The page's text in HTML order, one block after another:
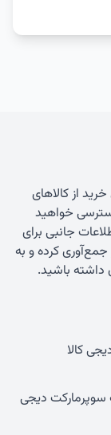
از کالاهای
خواهید
جانبی برای
کرده و به
داشته باشید.
کالا
دیجی